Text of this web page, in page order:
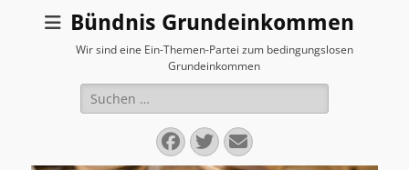
Bündnis Grundeinkommen
Wir sind eine Ein-Themen-Partei zum bedingungslosen
Grundeinkommen
Suchen
nach:
Facebook
Twitter
E-
Mail